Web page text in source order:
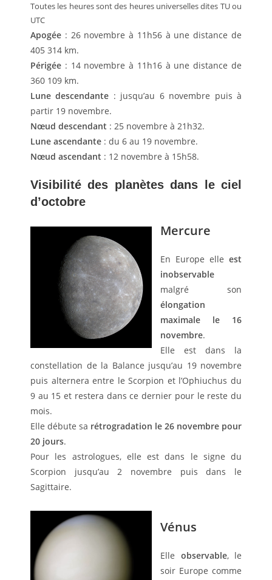
Toutes les heures sont des heures universelles dites TU ou
UTC
Apogée : 26 novembre à 11h56 à une distance de
405 314 km.
Périgée : 14 novembre à 11h16 à une distance de
360 109 km.
Lune descendante : jusqu’au 6 novembre puis à
partir 19 novembre.
Nœud descendant : 25 novembre à 21h32.
Lune ascendante : du 6 au 19 novembre.
Nœud ascendant : 12 novembre à 15h58.
Visibilité des planètes dans le ciel
d’octobre
Mercure
En Europe elle est
inobservable
malgré son
élongation
maximale le 16
novembre.
Elle est dans la
constellation de la Balance jusqu’au 19 novembre
puis alternera entre le Scorpion et l’Ophiuchus du
9 au 15 et restera dans ce dernier pour le reste du
mois.
Elle débute sa rétrogradation le 26 novembre pour
20 jours.
Pour les astrologues, elle est dans le signe du
Scorpion jusqu’au 2 novembre puis dans le
Sagittaire.
Vénus
Elle observable, le
soir Europe comme